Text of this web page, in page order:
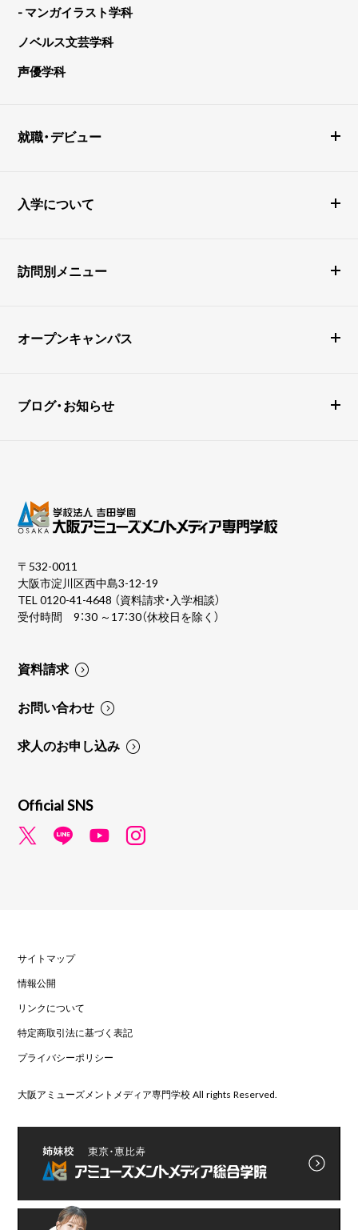
- マンガイラスト学科
ノベルス文芸学科
声優学科
就職・デビュー
入学について
訪問別メニュー
オープンキャンパス
ブログ・お知らせ
〒532-0011
大阪市淀川区西中島3-12-19
TEL0120-41-4648 （資料請求・入学相談）
受付時間 9：30 ～17：30（休校日を除く）
資料請求
お問い合わせ
求人のお申し込み
Official SNS
サイトマップ
情報公開
リンクについて
特定商取引法に基づく表記
プライバシーポリシー
大阪アミューズメントメディア専門学校 All rights Reserved.